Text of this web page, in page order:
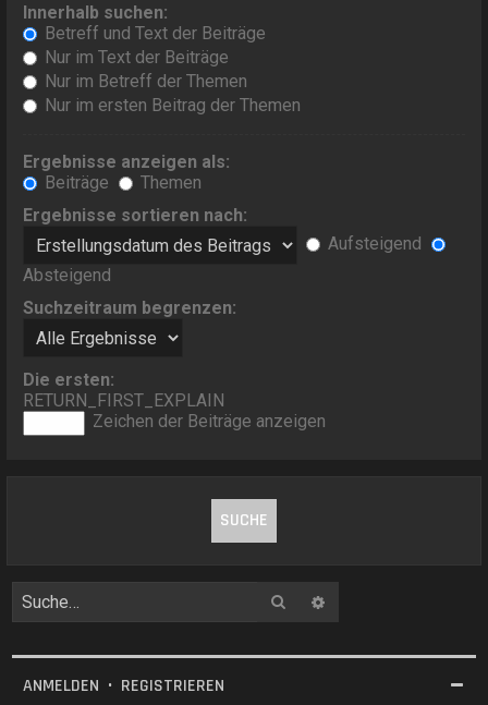
Innerhalb suchen:
Betreff und Text der Beiträge
Nur im Text der Beiträge
Nur im Betreff der Themen
Nur im ersten Beitrag der Themen
Ergebnisse anzeigen als:
Beiträge
Themen
Ergebnisse sortieren nach:
Aufsteigend
Absteigend
Suchzeitraum begrenzen:
Die ersten:
RETURN_FIRST_EXPLAIN
Zeichen der Beiträge anzeigen
Suche
ANMELDEN • REGISTRIEREN